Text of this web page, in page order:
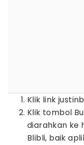
Klik link
Klik tombol
diarahkan ke
Blibli, baik